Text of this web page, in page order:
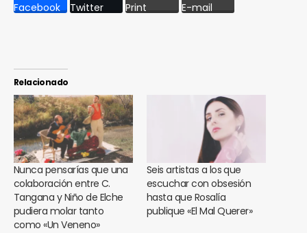
Facebook Twitter Print E-mail
Relacionado
Nunca pensarías que una
colaboración entre C.
Tangana y Niño de Elche
pudiera molar tanto
como «Un Veneno»
Seis artistas a los que
escuchar con obsesión
hasta que Rosalía
publique «El Mal Querer»